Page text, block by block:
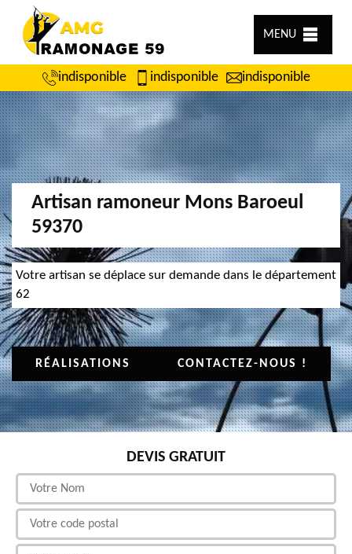
MENU
indisponible indisponible indisponible
Artisan ramoneur Mons Baroeul
59370
Votre artisan se déplace sur demande dans le département
62
RÉALISATIONS CONTACTEZ-NOUS !
DEVIS GRATUIT